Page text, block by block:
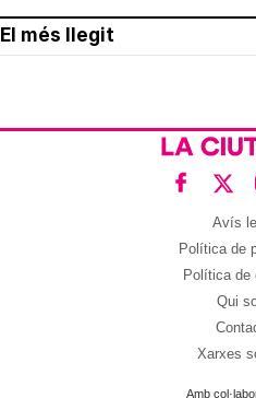
El més llegit
Avís
Política de
Política de
Qui
Xarxes
Amb